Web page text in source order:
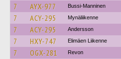
7 AYX-977 Bussi-Manninen
7 ACY-295 Mynäliikenne
7 ACY-295 Andersson
7 HXY-747 Elimäen Liikenne
7 OGX-281 Revon